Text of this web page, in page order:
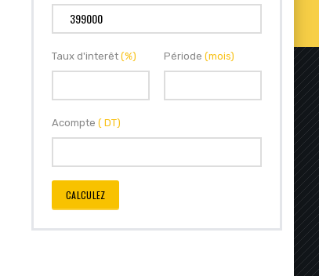
Taux d'interêt (%) Période (mois)
Acompte ( DT)
CALCULEZ